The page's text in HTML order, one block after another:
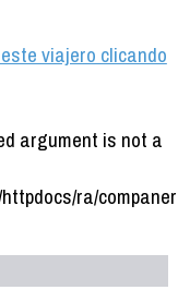
viajero clicando
argument is not a
ra/